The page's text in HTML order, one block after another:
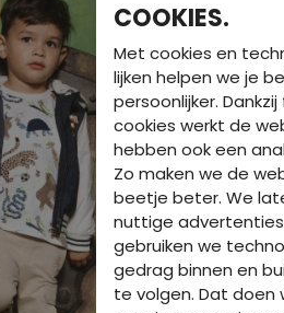
COOKIES.
Met cookies en
lijken helpen we je
persoonlijker.
cookies werkt de
hebben ook een
Zo maken we de
beetje beter. We
nuttige advertenties
gebruiken we
gedrag binnen en
te volgen. Dat doen